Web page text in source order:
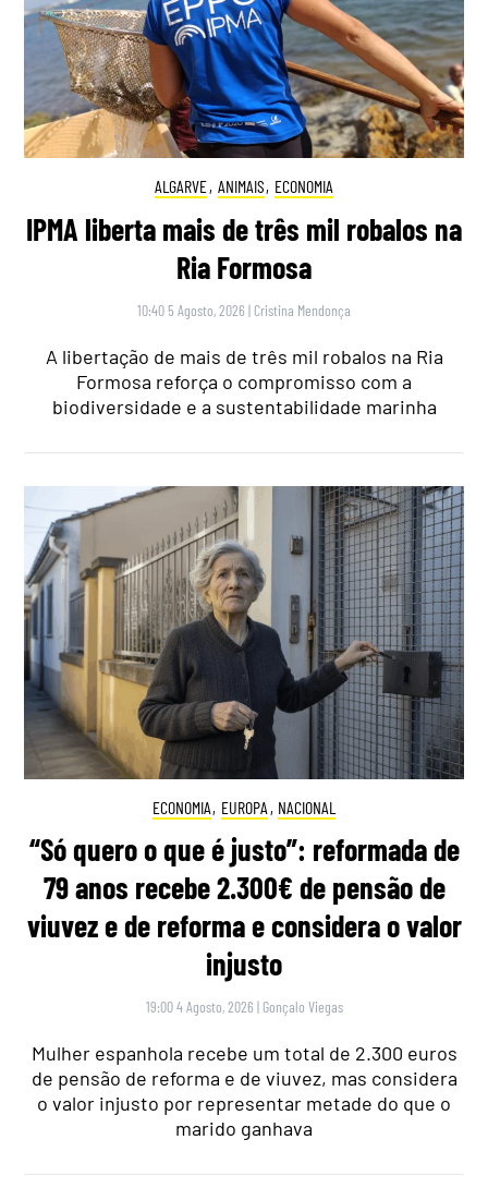
ALGARVE, ANIMAIS, ECONOMIA
IPMA liberta mais de três mil robalos na
Ria Formosa
10:40 5 Agosto, 2026 | Cristina Mendonça
A libertação de mais de três mil robalos na Ria
Formosa reforça o compromisso com a
biodiversidade e a sustentabilidade marinha
ECONOMIA, EUROPA , NACIONAL
“Só quero o que é justo”: reformada de
79 anos recebe 2.300€ de pensão de
viuvez e de reforma e considera o valor
injusto
19:00 4 Agosto, 2026 | Gonçalo Viegas
Mulher espanhola recebe um total de 2.300 euros
de pensão de reforma e de viuvez, mas considera
o valor injusto por representar metade do que o
marido ganhava